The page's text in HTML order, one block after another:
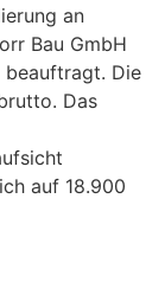
an
Bau GmbH
Die
Das
auf 18.900